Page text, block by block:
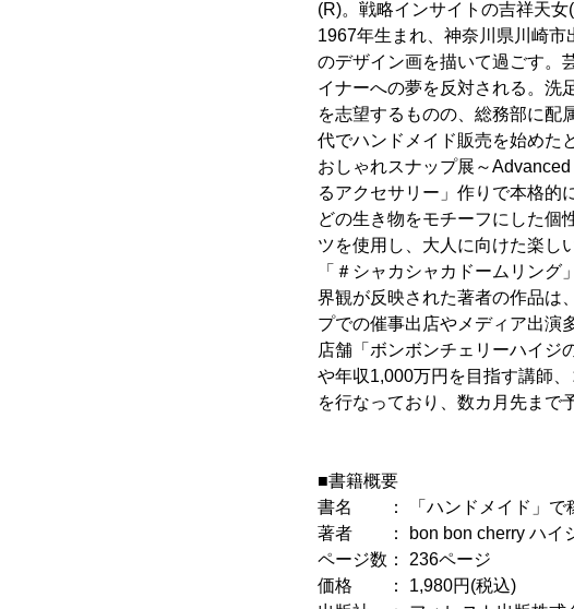
(R)。戦略インサイトの吉祥天女
1967年生まれ、神奈川県川崎
のデザイン画を描いて過ごす。
イナーへの夢を反対される。洗
を志望するものの、総務部に配
代でハンドメイド販売を始めた
おしゃれスナップ展～
るアクセサリー」作りで本格的
どの生き物をモチーフにした個
ツを使用し、大人に向けた楽し
「＃シャカシャカドームリン
界観が反映された著者の作品は
プでの催事出店やメディア出演
店舗「ボンボンチェリーハイジ
や年収1,000万円を目指す講師
を行なっており、数カ月先まで
■書籍概要
書名 ： 「ハンドメイド」で
著者 ： bon bon cherry ハイ
ページ数： 236ページ
価格 ： 1,980円(税込)